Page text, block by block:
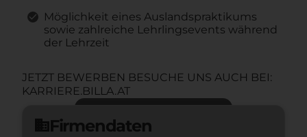
Möglichkeit eines Auslandspraktikums
sowie zahlreiche Lehrlingsevents während
der Lehrzeit
JETZT BEWERBEN BESUCHE UNS AUCH BEI:
KARRIERE.BILLA.AT
domainFirmendaten